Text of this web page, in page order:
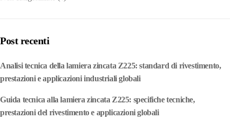
Post recenti
Analisi tecnica della lamiera zincata Z225: standard di rivestimento,
prestazioni e applicazioni industriali globali
Guida tecnica alla lamiera zincata Z225: specifiche tecniche,
prestazioni del rivestimento e applicazioni globali